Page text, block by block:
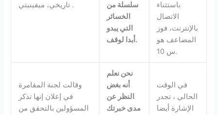
تاريخي، ميفينيتي .
سلسلة من
الخسائر
التي يبدو
أبدا لوقف.
باستثناء
الاتصال
بالإنترنت، فوز
المضاعف هو
س 10.
وقالت لجنة المقامرة
في إعلان إنها تذكر
المسؤولين بالتحقق من
نحن نعلم
أنه بغض
النظر عن
مدى خبرتك
في الوقت
الحالي ، تجدر
الإشارة أيضا